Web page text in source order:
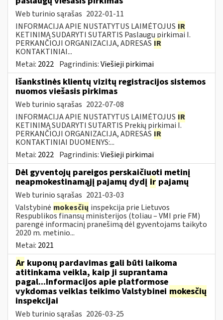
Web turinio sąrašas 2022-01-11
INFORMACIJA APIE NUSTATYTUS LAIMĖTOJUS IR
KETINIMĄ SUDARYTI SUTARTIS Paslaugų pirkimai I.
PERKANČIOJI ORGANIZACIJA, ADRESAS IR
KONTAKTINIAI...
Metai: 2022 Pagrindinis:Viešieji pirkimai
Išankstinės klientų vizitų registracijos sistemos
nuomos viešasis pirkimas
Web turinio sąrašas 2022-07-08
INFORMACIJA APIE NUSTATYTUS LAIMĖTOJUS IR
KETINIMĄ SUDARYTI SUTARTIS Prekių pirkimai I.
PERKANČIOJI ORGANIZACIJA, ADRESAS IR
KONTAKTINIAI DUOMENYS:...
Metai: 2022 Pagrindinis:Viešieji pirkimai
Dėl gyventojų pareigos perskaičiuoti metinį
neapmokestinamąjį pajamų dydį ir pajamų
Web turinio sąrašas 2021-03-03
Valstybinė mokesčių inspekcija prie Lietuvos
Respublikos finansų ministerijos (toliau – VMI prie FM)
parengė informacinį pranešimą dėl gyventojams taikyto
2020 m. metinio...
Metai: 2021
Ar kuponų pardavimas gali būti laikoma
atitinkama veikla, kaip ji suprantama
pagal...Informacijos apie platformose
vykdomas veiklas teikimo Valstybinei mokesčių
inspekcijai
Web turinio sąrašas 2026-03-25